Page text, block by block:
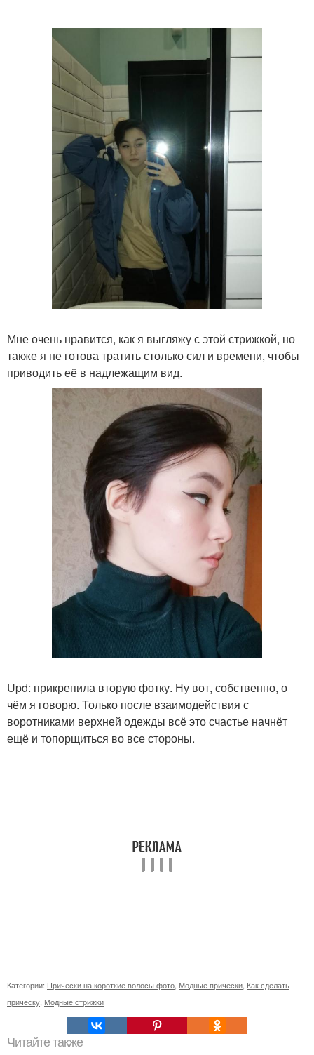
Мне очень нравится, как я выгляжу с этой стрижкой, но
также я не готова тратить столько сил и времени, чтобы
приводить её в надлежащим вид.
Upd: прикрепила вторую фотку. Ну вот, собственно, о
чём я говорю. Только после взаимодействия с
воротниками верхней одежды всё это счастье начнёт
ещё и топорщиться во все стороны.
Категории: Прически на короткие волосы фото Модные прически Как сделать
прическу Модные стрижки
Читайте также